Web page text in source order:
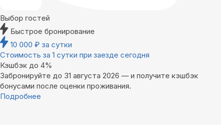
Выбор гостей
Быстрое бронирование
10 000 ₽ за сутки
Стоимость за 1 сутки при заезде сегодня
Кэшбэк до 4%
Забронируйте до 31 августа 2026 — и получите кэшбэк
бонусами после оценки проживания.
Подробнее